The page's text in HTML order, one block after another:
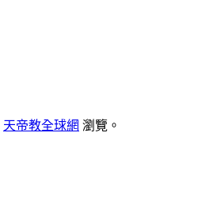
天帝教全球網 瀏覽。